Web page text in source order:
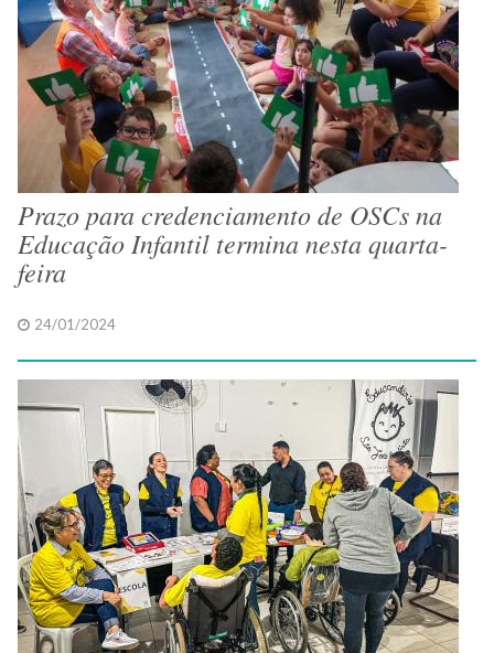
Prazo para credenciamento de OSCs na
Educação Infantil termina nesta quarta-
feira
24/01/2024